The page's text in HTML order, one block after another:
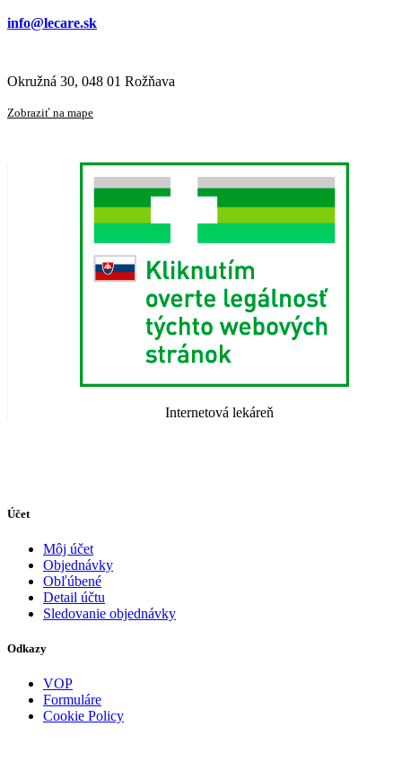
info@lecare.sk
Okružná 30, 048 01 Rožňava
Zobraziť na mape
Internetová lekáreň
Účet
Môj účet
Objednávky
Obľúbené
Detail účtu
Sledovanie objednávky
Odkazy
VOP
Formuláre
Cookie Policy